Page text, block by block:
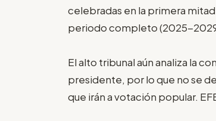
celebradas en la primera
periodo completo (2025-
El alto tribunal aún analiza la
presidente, por lo que no se
que irán a votación popular.